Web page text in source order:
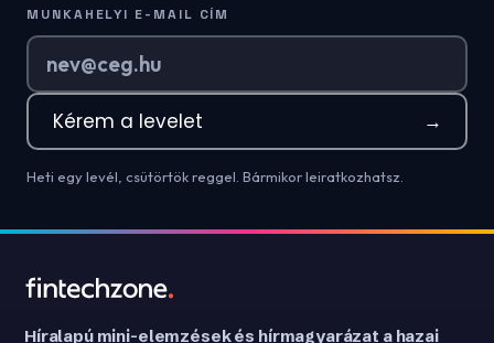
MUNKAHELYI E-MAIL CÍM
Kérem a levelet →
Heti egy levél, csütörtök reggel. Bármikor leiratkozhatsz.
Híralapú mini-elemzések és hírmagyarázat a hazai